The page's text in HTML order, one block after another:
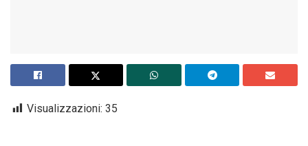
Visualizzazioni: 35